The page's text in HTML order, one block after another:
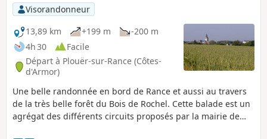
Visorandonneur
13,89 km
+199 m
-200 m
4h 30
Facile
Départ à Plouër-sur-Rance (Côtes-
d'Armor)
Une belle randonnée en bord de Rance et aussi au travers
de la très belle forêt du Bois de Rochel. Cette balade est un
agrégat des différents circuits proposés par la mairie de